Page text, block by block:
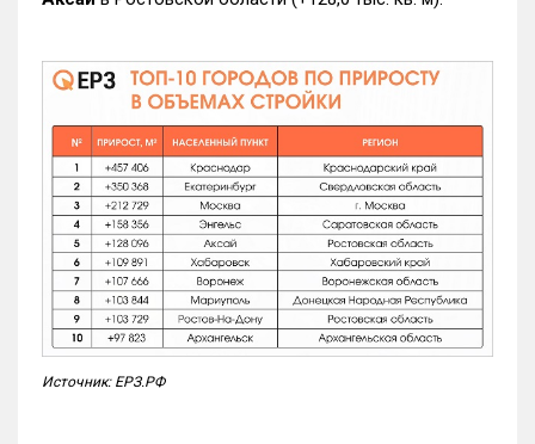
Источник: ЕРЗ.РФ